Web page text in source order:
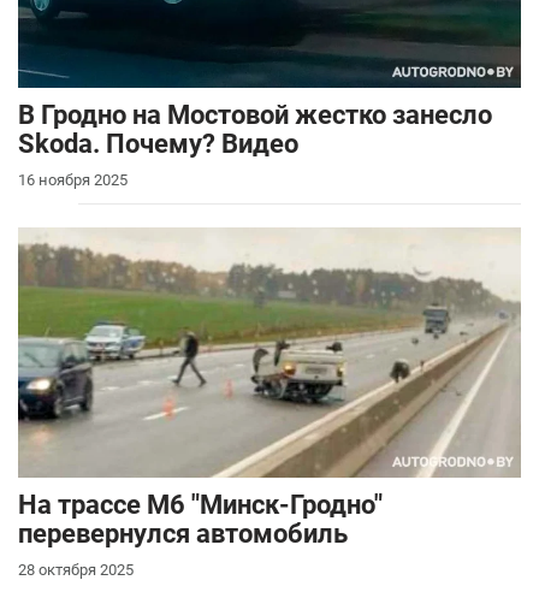
В Гродно на Мостовой жестко занесло
Skoda. Почему? Видео
16 ноября 2025
На трассе М6 "Минск-Гродно"
перевернулся автомобиль
28 октября 2025